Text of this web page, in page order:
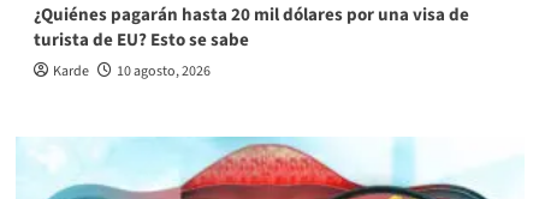
¿Quiénes pagarán hasta 20 mil dólares por una visa de
turista de EU? Esto se sabe
Karde 10 agosto, 2026